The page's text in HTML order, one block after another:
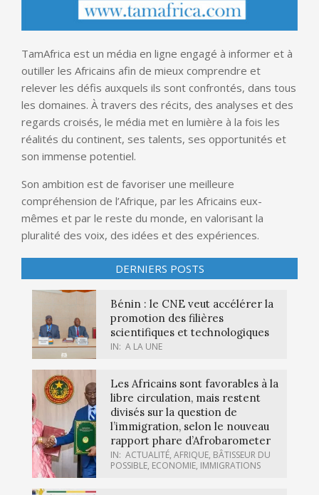
TamAfrica est un média en ligne engagé à informer et à
outiller les Africains afin de mieux comprendre et
relever les défis auxquels ils sont confrontés, dans tous
les domaines. À travers des récits, des analyses et des
regards croisés, le média met en lumière à la fois les
réalités du continent, ses talents, ses opportunités et
son immense potentiel.
Son ambition est de favoriser une meilleure
compréhension de l’Afrique, par les Africains eux-
mêmes et par le reste du monde, en valorisant la
pluralité des voix, des idées et des expériences.
DERNIERS POSTS
Bénin : le CNE veut accélérer la
promotion des filières
scientifiques et technologiques
IN: A LA UNE
Les Africains sont favorables à la
libre circulation, mais restent
divisés sur la question de
l’immigration, selon le nouveau
rapport phare d’Afrobarometer
IN: ACTUALITÉ, AFRIQUE, BÂTISSEUR DU
POSSIBLE, ECONOMIE, IMMIGRATIONS